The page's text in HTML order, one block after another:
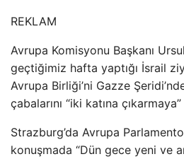
REKLAM
Avrupa Komisyonu Başkanı
geçtiğimiz hafta yaptığı İsrail
Avrupa Birliği’ni Gazze
çabalarını “iki katına çıkarmaya”
Strazburg’da Avrupa
konuşmada “Dün gece yeni ve